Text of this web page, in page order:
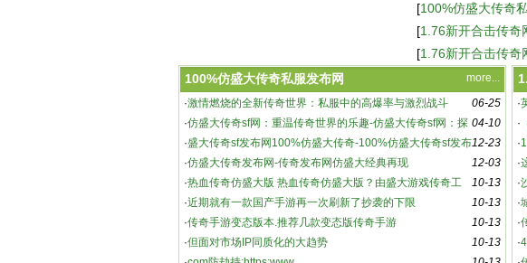
新开传奇私服资源大全
[100%仿盛大传奇
典再现
[1.76新开合击传奇
1.76新开合击传奇
[1.76新开合击传奇
0传奇网站more...
100%仿盛大传奇私服发布网
06-25
·激情燃烧的全新传奇世界：私服中的高爆率与激烈战斗
04-10
·仿盛大传奇sf网：重温传奇世界的乐趣-仿盛大传奇sf网：探
索未知的游戏世界
12-23
·盛大传奇sf发布网100%仿盛大传奇-100%仿盛大传奇sf发布
网，重温经典传奇
12-03
·仿盛大传奇发布网-传奇发布网仿盛大经典再现
10-13
·热血传奇仿盛大版 热血传奇仿盛大版？由盛大游戏传奇工
作室研发、腾讯代
10-13
·近期就有一款国产手游再一次刷新了抄袭的下限
10-13
·传奇手游变态版本.推荐几款变态版传奇手游
10-13
·但面对市场IP同质化的大趋势
·
·
5
·
·
·
·
·
·